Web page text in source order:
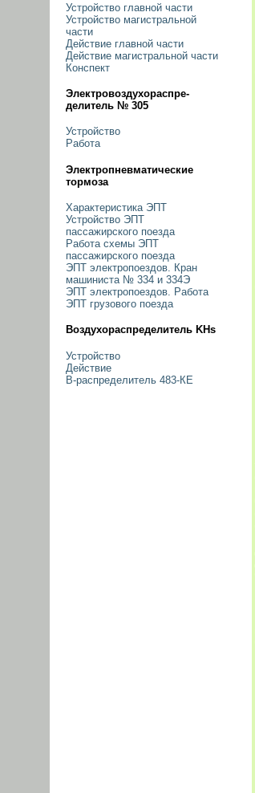
Устройство главной части
Устройство магистральной
части
Действие главной части
Действие магистральной части
Конспект
Электровоздухораспре-
делитель № 305
Устройство
Работа
Электропневматические
тормоза
Характеристика ЭПТ
Устройство ЭПТ
пассажирского поезда
Работа схемы ЭПТ
пассажирского поезда
ЭПТ электропоездов. Кран
машиниста № 334 и 334Э
ЭПТ электропоездов. Работа
ЭПТ грузового поезда
Воздухораспределитель KHs
Устройство
Действие
В-распределитель 483-КЕ